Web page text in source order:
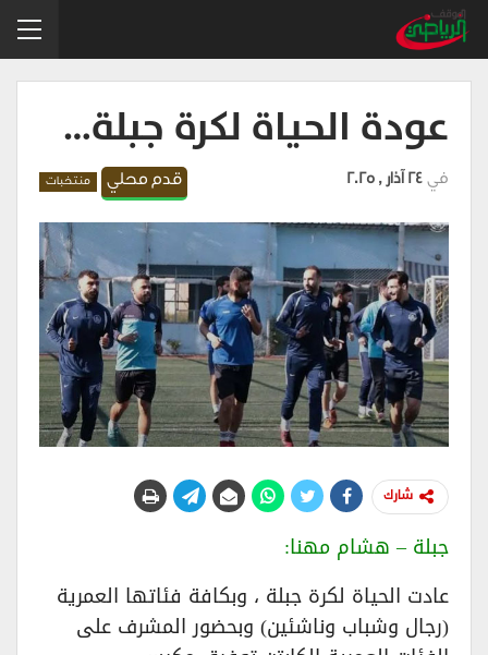
عودة الحياة لكرة جبلة…
قدم محلي منتخبات في 24 آذار , 2025
شارك
جبلة – هشام مهنا:
عادت الحياة لكرة جبلة ، وبكافة فئاتها العمرية
(رجال وشباب وناشئين) وبحضور المشرف على